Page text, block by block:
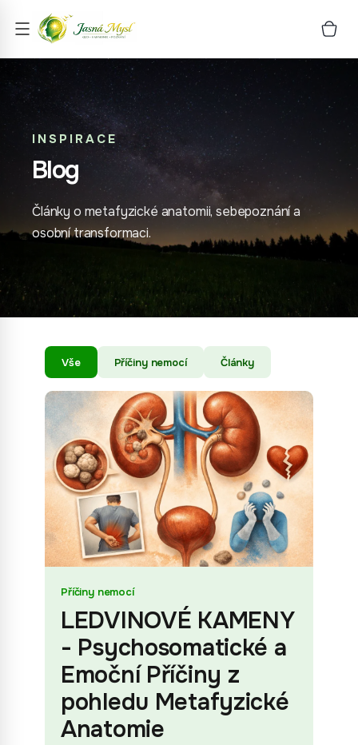
INSPIRACE
Blog
Články o metafyzické anatomii, sebepoznání a
osobní transformaci.
Vše Příčiny nemocí Články
Příčiny nemocí
LEDVINOVÉ KAMENY
- Psychosomatické a
Emoční Příčiny z
pohledu Metafyzické
Anatomie